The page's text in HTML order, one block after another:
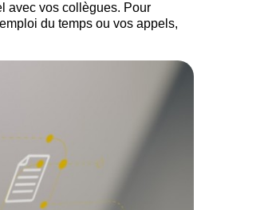
avec vos collègues. Pour
du temps ou vos appels,